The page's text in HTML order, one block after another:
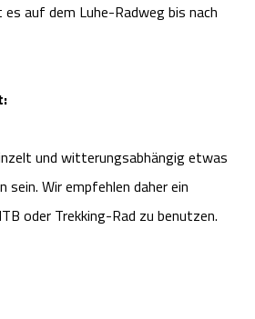
auf dem Luhe-Radweg bis nach
und witterungsabhängig etwas
sein. Wir empfehlen daher ein
oder Trekking-Rad zu benutzen.